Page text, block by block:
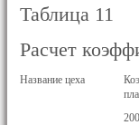
Таблица 11
Расчет
Название цеха